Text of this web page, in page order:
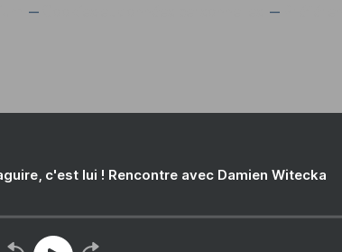
c'est lui ! Rencontre avec Damien Witecka